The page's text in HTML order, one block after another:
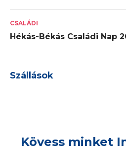
CSALÁDI
Hékás-Békás Családi Nap
Szállások
Kövess minket